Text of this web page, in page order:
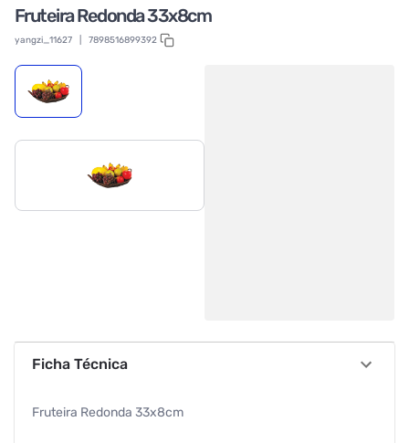
Fruteira Redonda 33x8cm
yangzi_11627 7898516899392
Ficha Técnica
Fruteira Redonda 33x8cm